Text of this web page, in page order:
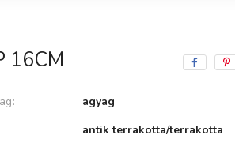
16CM
agyag
antik terrakotta/terrakotta